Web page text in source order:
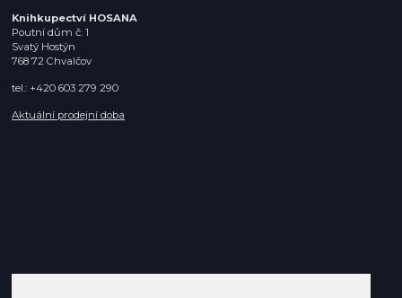
Knihkupectví HOSANA
Poutní dům č. 1
Svatý Hostýn
768 72 Chvalčov
tel.: +420 603 279 290
Aktuální prodejní doba